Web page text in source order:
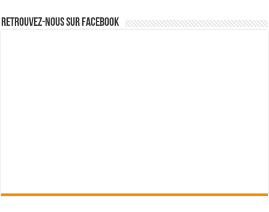
Retrouvez-nous sur Facebook